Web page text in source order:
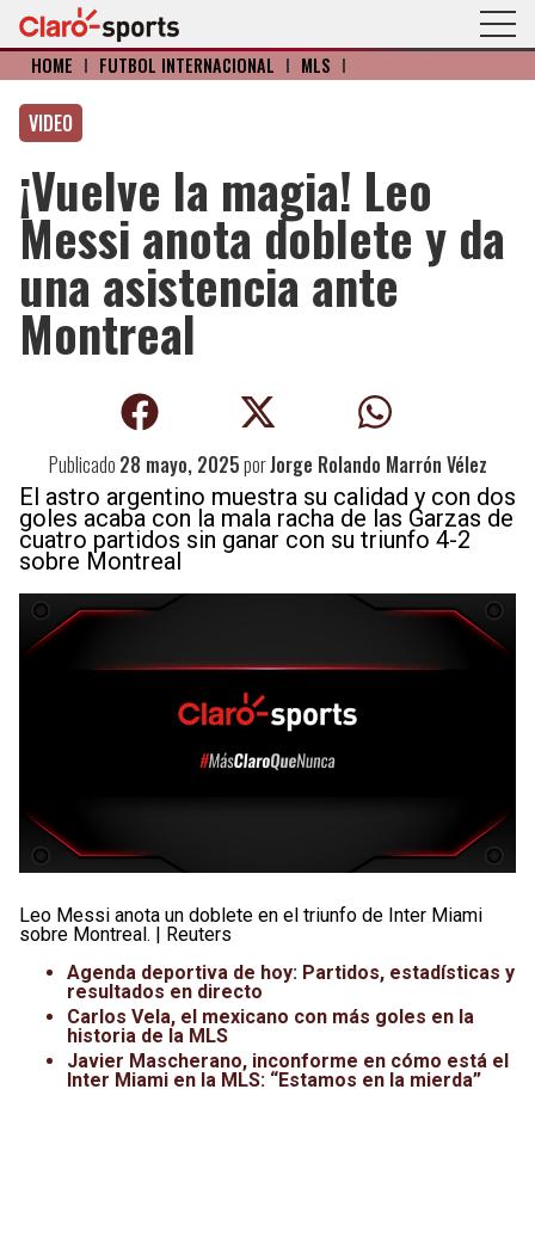
HOME I FÚTBOL INTERNACIONAL I MLS I
VIDEO
¡Vuelve la magia! Leo
Messi anota doblete y da
una asistencia ante
Montreal
Publicado 28 mayo, 2025porJorge Rolando Marrón Vélez
El astro argentino muestra su calidad y con dos
goles acaba con la mala racha de las Garzas de
cuatro partidos sin ganar con su triunfo 4-2
sobre Montreal
Leo Messi anota un doblete en el triunfo de Inter Miami
sobre Montreal. | Reuters
Agenda deportiva de hoy: Partidos, estadísticas y
resultados en directo
Carlos Vela, el mexicano con más goles en la
historia de la MLS
Javier Mascherano, inconforme en cómo está el
Inter Miami en la MLS: “Estamos en la mierda”